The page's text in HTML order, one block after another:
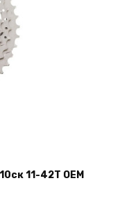
11-42Т OEM